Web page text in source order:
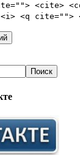
<cite>
<i> <q cite="">